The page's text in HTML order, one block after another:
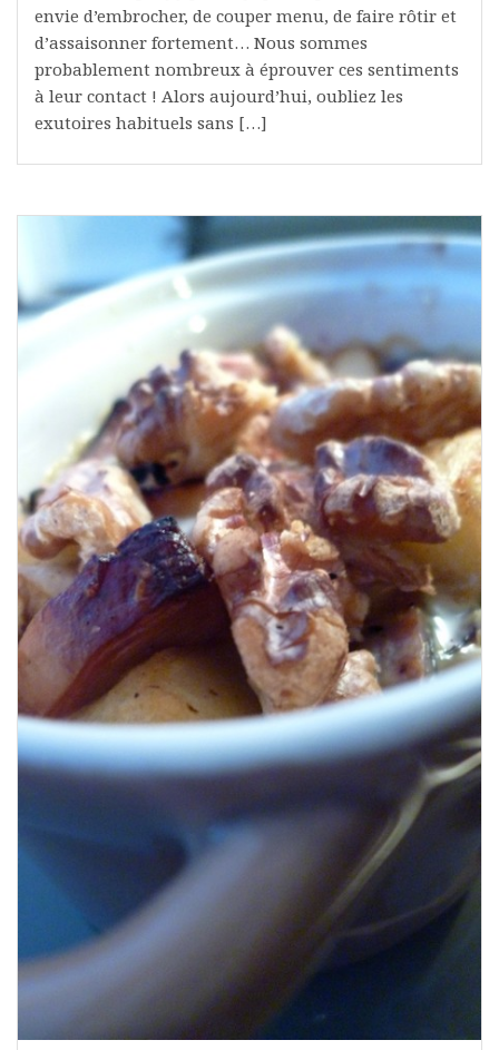
envie d’embrocher, de couper menu, de faire rôtir et
d’assaisonner fortement… Nous sommes
probablement nombreux à éprouver ces sentiments
à leur contact ! Alors aujourd’hui, oubliez les
exutoires habituels sans […]